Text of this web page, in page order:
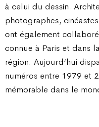
à celui du dessin.
photographes,
ont également
connue à Paris et dans
région. Aujourd’hui
numéros entre 1979 et
mémorable dans le